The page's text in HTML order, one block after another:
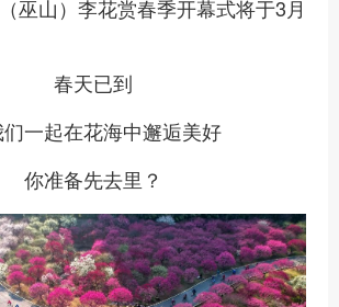
巫山）李花赏春季开幕式将于3月
春天已到
一起在花海中邂逅美好
你准备先去里？